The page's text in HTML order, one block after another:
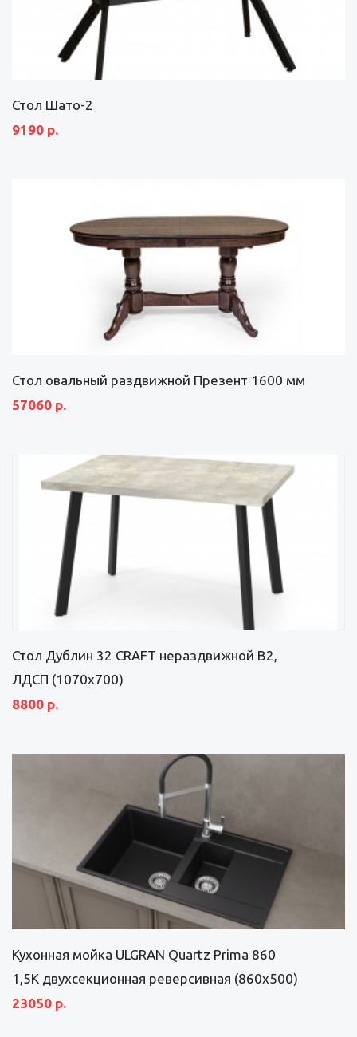
Стол Шато-2
9190 р.
Стол овальный раздвижной Презент 1600 мм
57060 р.
Стол Дублин 32 CRAFT нераздвижной В2,
ЛДСП (1070х700)
8800 р.
Кухонная мойка ULGRAN Quartz Prima 860
1,5K двухсекционная реверсивная (860х500)
23050 р.